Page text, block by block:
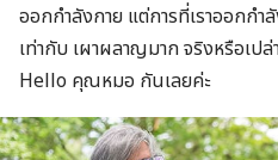
ออกกำลังกาย แต่การที่เราออกกำ
เท่ากับ เผาผลาญมาก จริงหรือเป
Hello คุณหมอ กันเลยค่ะ